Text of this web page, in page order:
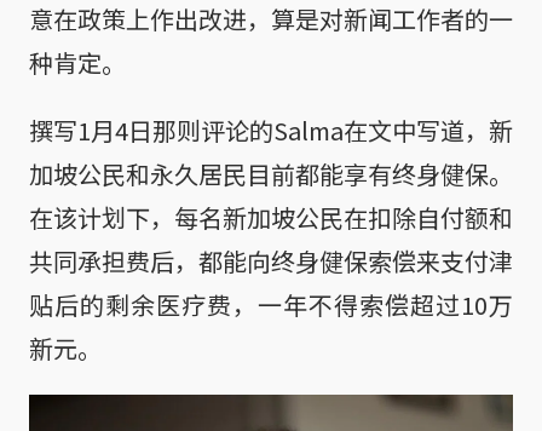
意在政策上作出改进，算是对新闻工作者的一
种肯定。
撰写1月4日那则评论的Salma在文中写道，新
加坡公民和永久居民目前都能享有终身健保。
在该计划下，每名新加坡公民在扣除自付额和
共同承担费后，都能向终身健保索偿来支付津
贴后的剩余医疗费，一年不得索偿超过10万
新元。